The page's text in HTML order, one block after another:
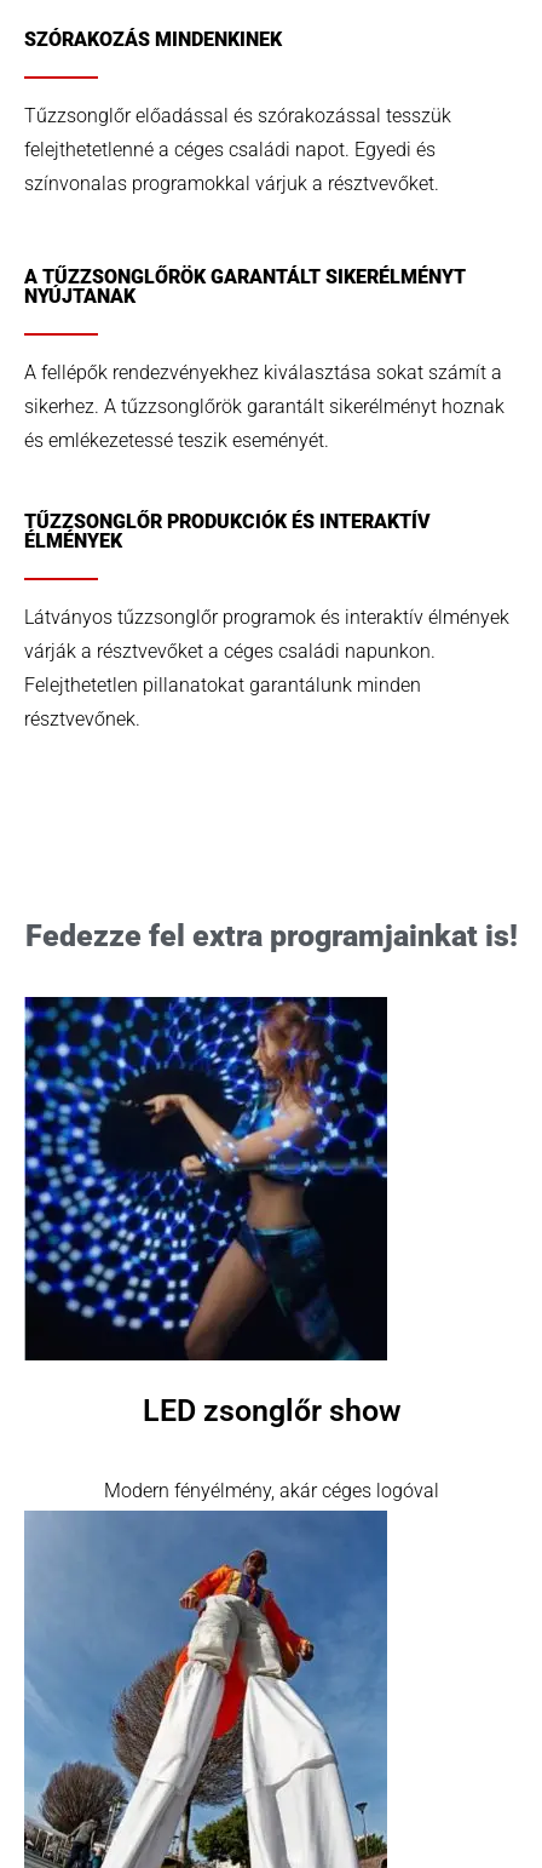
SZÓRAKOZÁS MINDENKINEK
Tűzzsonglőr előadással és szórakozással tesszük
felejthetetlenné a céges családi napot. Egyedi és
színvonalas programokkal várjuk a résztvevőket.
A TŰZZSONGLŐRÖK GARANTÁLT SIKERÉLMÉNYT
NYÚJTANAK
A fellépők rendezvényekhez kiválasztása sokat számít a
sikerhez. A tűzzsonglőrök garantált sikerélményt hoznak
és emlékezetessé teszik eseményét.
TŰZZSONGLŐR PRODUKCIÓK ÉS INTERAKTÍV
ÉLMÉNYEK
Látványos tűzzsonglőr programok és interaktív élmények
várják a résztvevőket a céges családi napunkon.
Felejthetetlen pillanatokat garantálunk minden
résztvevőnek.
Fedezze fel extra programjainkat is!
LED zsonglőr show
Modern fényélmény, akár céges logóval